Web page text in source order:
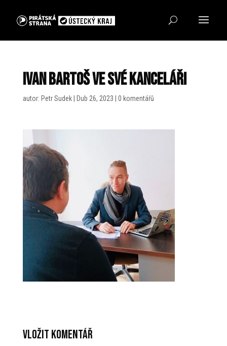
Ivan Bartoš ve své kanceláři
autor: Petr Sudek| Dub 26, 2023 0 komentářů
Vložit komentář